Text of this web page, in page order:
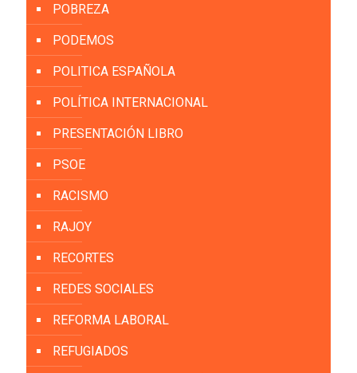
POBREZA
PODEMOS
POLITICA ESPAÑOLA
POLÍTICA INTERNACIONAL
PRESENTACIÓN LIBRO
PSOE
RACISMO
RAJOY
RECORTES
REDES SOCIALES
REFORMA LABORAL
REFUGIADOS